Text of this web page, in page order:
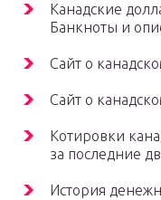
Канадские
Банкноты и
Сайт о
Сайт о
Котировки
за последние
История